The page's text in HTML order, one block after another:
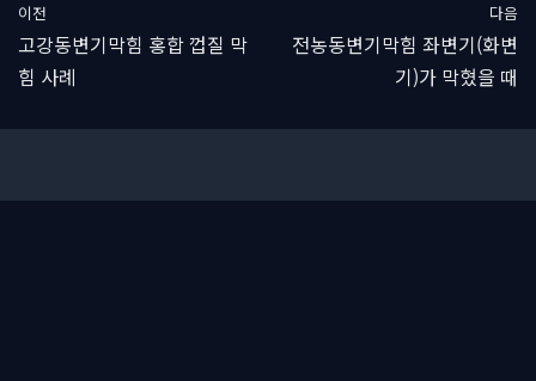
이전
고강동변기막힘 홍합 껍질 막
힘 사례
다음
전농동변기막힘 좌변기(화변
기)가 막혔을 때